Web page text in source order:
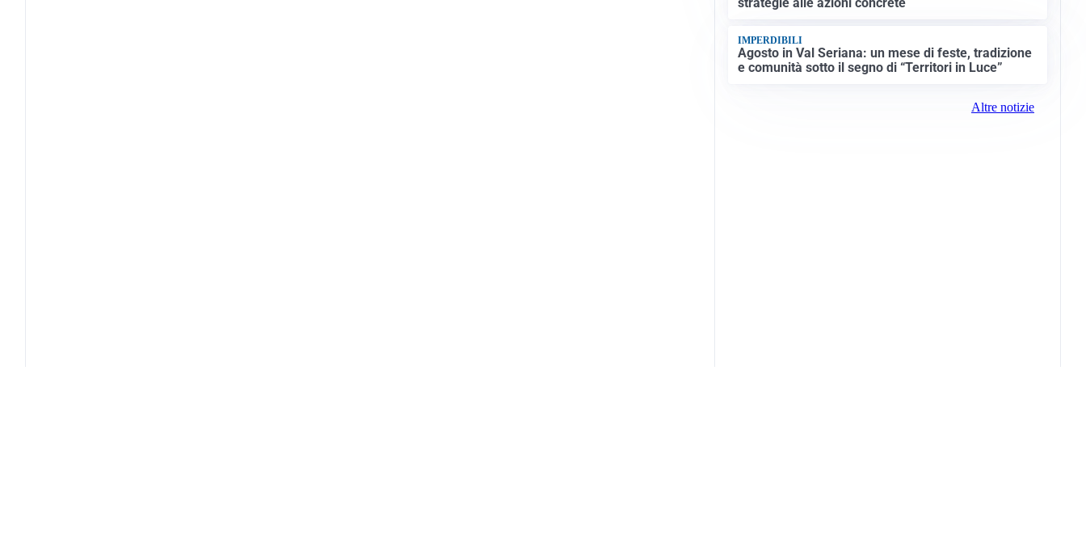
IMPERDIBILI
Agosto in Val Seriana: un mese di feste, tradizione
e comunità sotto il segno di “Territori in Luce”
Altre notizie